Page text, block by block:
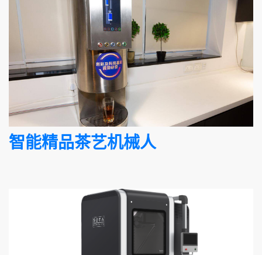
智能精品茶艺机械人